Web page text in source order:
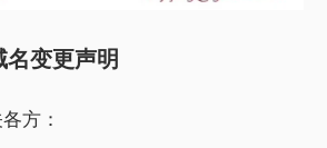
变更声明
方：